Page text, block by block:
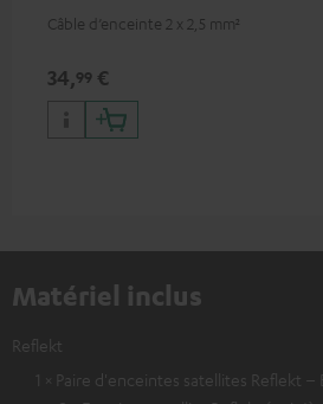
Câble d’enceinte 2 x 2,5 mm²
34,99 €
Matériel inclus
Reflekt
1 × Paire d'enceintes satellites Reflekt –